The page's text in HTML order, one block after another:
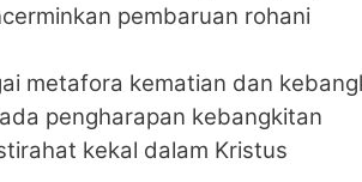
pembaruan rohani
metafora kematian dan
pengharapan kebangkitan
kekal dalam Kristus